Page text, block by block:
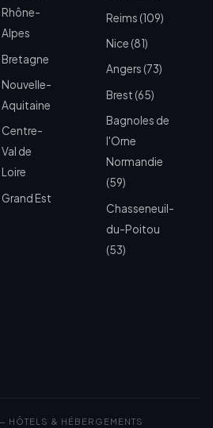
Rhône-
Alpes
Bretagne
Nouvelle-
Aquitaine
Centre-
Val de
Loire
Grand Est
Reims (109)
Nice (81)
Angers (73)
Brest (65)
Bagnoles de
l'Orne
Normandie
(59)
Chasseneuil-
du-Poitou
(53)
HÔTELS & HÉBERGEMENTS